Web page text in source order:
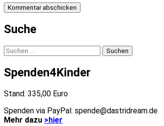
Suche
Suchen
nach:
Spenden4Kinder
Stand: 335,00 Euro
Spenden via PayPal: spende@dastridream.de
Mehr dazu >hier